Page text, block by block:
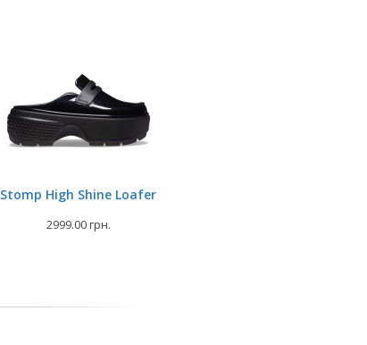
Stomp High Shine Loafer
2999.00 грн.